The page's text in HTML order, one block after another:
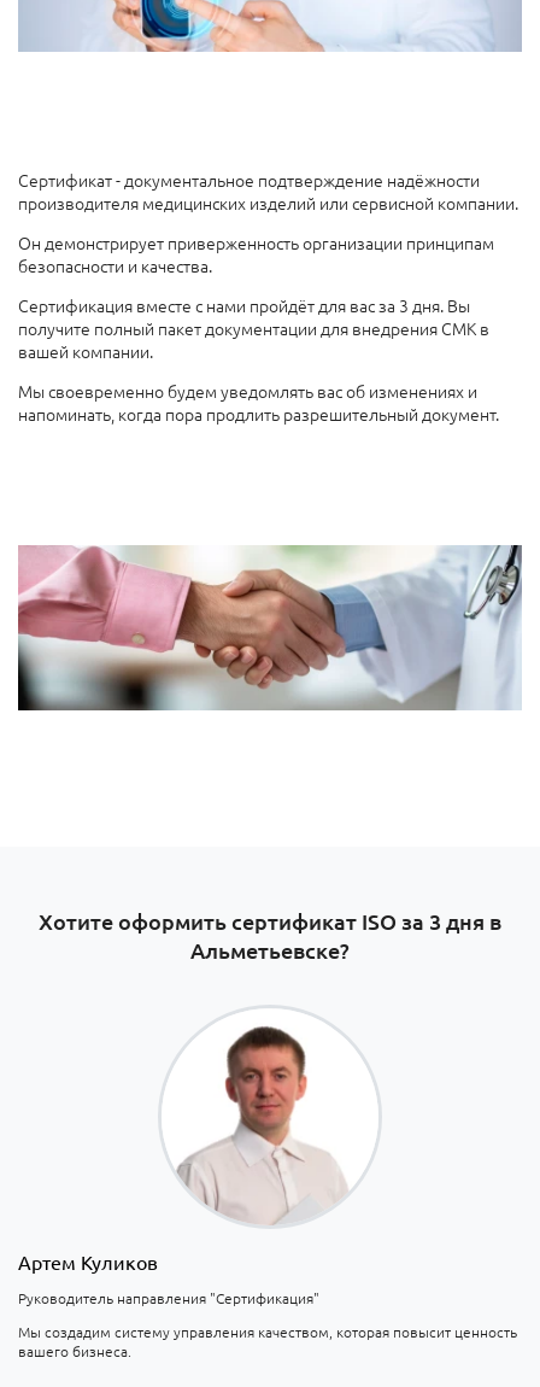
Сертификат - документальное подтверждение надёжности
производителя медицинских изделий или сервисной компании.
Он демонстрирует приверженность организации принципам
безопасности и качества.
Сертификация вместе с нами пройдёт для вас за 3 дня. Вы
получите полный пакет документации для внедрения СМК в
вашей компании.
Мы своевременно будем уведомлять вас об изменениях и
напоминать, когда пора продлить разрешительный документ.
Хотите оформить сертификат ISO за 3 дня в
Альметьевске?
Артем Куликов
Руководитель направления "Сертификация"
Мы создадим систему управления качеством, которая повысит ценность
вашего бизнеса.